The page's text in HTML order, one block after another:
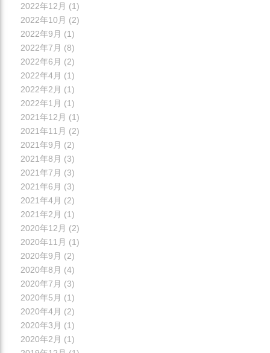
2022年12月 (1)
2022年10月 (2)
2022年9月 (1)
2022年7月 (8)
2022年6月 (2)
2022年4月 (1)
2022年2月 (1)
2022年1月 (1)
2021年12月 (1)
2021年11月 (2)
2021年9月 (2)
2021年8月 (3)
2021年7月 (3)
2021年6月 (3)
2021年4月 (2)
2021年2月 (1)
2020年12月 (2)
2020年11月 (1)
2020年9月 (2)
2020年8月 (4)
2020年7月 (3)
2020年5月 (1)
2020年4月 (2)
2020年3月 (1)
2020年2月 (1)